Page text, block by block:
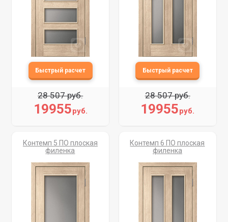
28 507 руб.
19955руб.
28 507 руб.
19955руб.
Контемп 5 ПО плоская
филенка
Контемп 6 ПО плоская
филенка